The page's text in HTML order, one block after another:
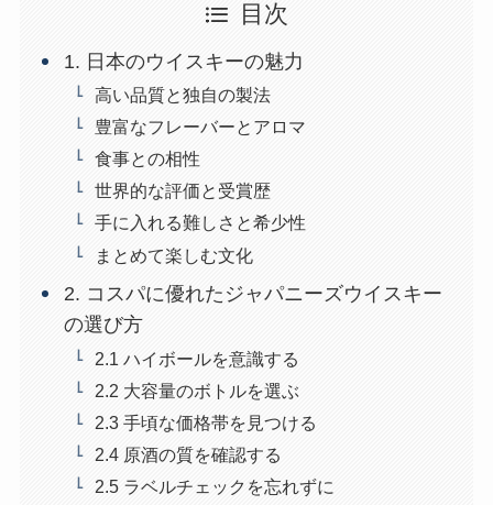
目次
1. 日本のウイスキーの魅力
高い品質と独自の製法
豊富なフレーバーとアロマ
食事との相性
世界的な評価と受賞歴
手に入れる難しさと希少性
まとめて楽しむ文化
2. コスパに優れたジャパニーズウイスキー
の選び方
2.1 ハイボールを意識する
2.2 大容量のボトルを選ぶ
2.3 手頃な価格帯を見つける
2.4 原酒の質を確認する
2.5 ラベルチェックを忘れずに